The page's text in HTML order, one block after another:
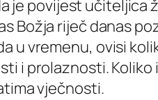
je povijest
Božja riječ danas
u vremenu, ovisi
i prolaznosti.
vječnosti.